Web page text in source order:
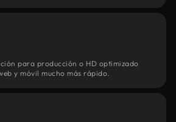
para producción o HD optimizado
y móvil mucho más rápido.